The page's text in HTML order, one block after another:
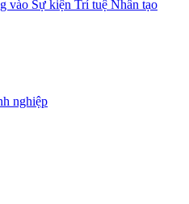
vào Sự kiện Trí tuệ Nhân tạo
nghiệp